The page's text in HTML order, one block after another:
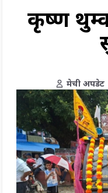
कृष्ण
मेची अपडेट